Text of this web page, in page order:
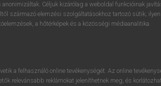
Céljuk kizárólag a weboldal funkcióinak
származó elemzési szolgáltatásokhoz tartozó sütik;
a hőtérképek és a közösségi médiaanalitika.
a felhasználó online tevékenységét. Az online
relevánsabb reklámokat jeleníthetnek meg, és
x c v b n m , .